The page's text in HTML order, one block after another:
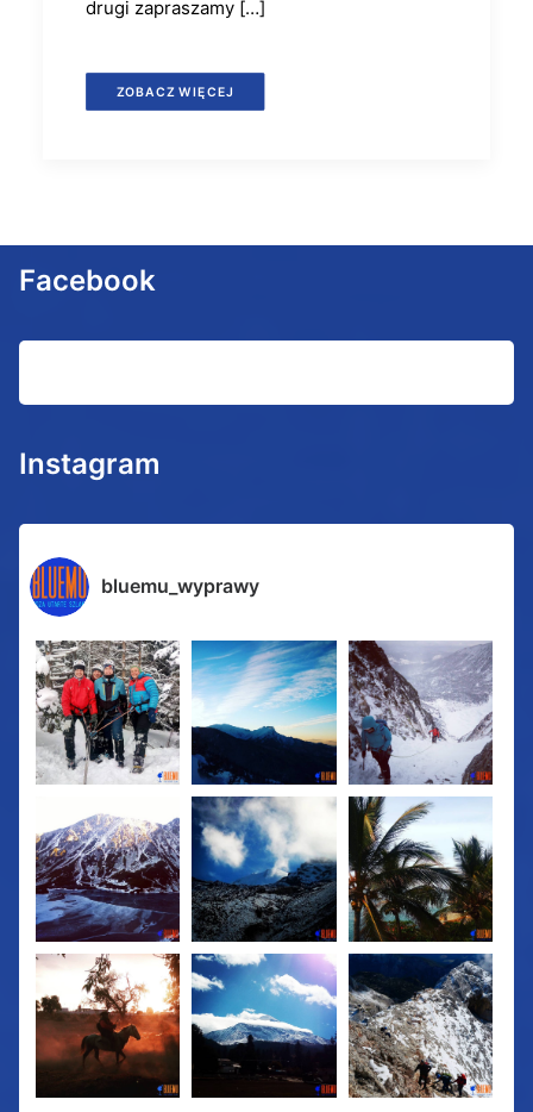
drugi zapraszamy […]
ZOBACZ WIĘCEJ
Facebook
Instagram
bluemu_wyprawy